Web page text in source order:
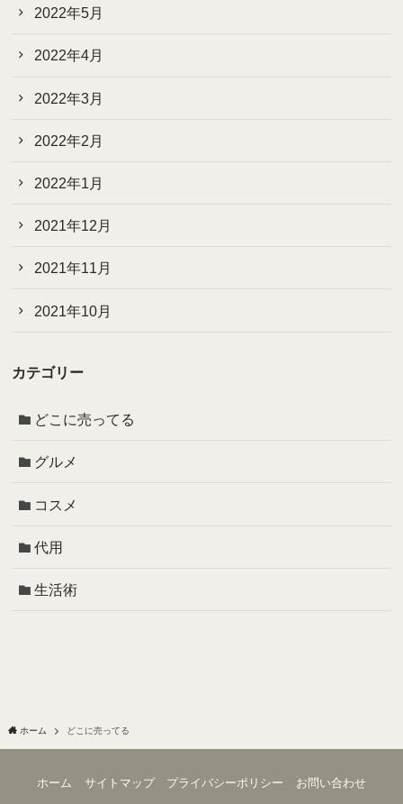
2022年5月
2022年4月
2022年3月
2022年2月
2022年1月
2021年12月
2021年11月
2021年10月
カテゴリー
どこに売ってる
グルメ
コスメ
代用
生活術
ホーム どこに売ってる
ホーム サイトマップ プライバシーポリシー お問い合わせ